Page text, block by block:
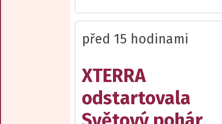
před 15 hodinami
XTERRA
odstartovala